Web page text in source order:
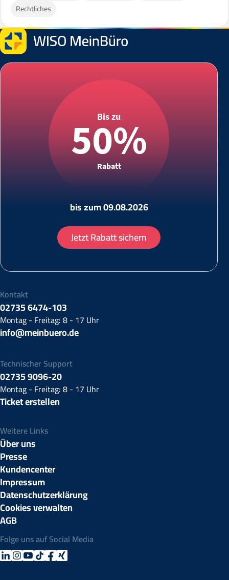
Rechtliches
Bis zu
50%
Rabatt
bis zum 09.08.2026
Jetzt Rabatt sichern
Kontakt
02735 6474-103
Montag - Freitag: 8 - 17 Uhr
info@meinbuero.de
Technischer Support
02735 9096-20
Montag - Freitag: 8 - 17 Uhr
Ticket erstellen
Weitere Links
Über uns
Presse
Kundencenter
Impressum
Datenschutzerklärung
Cookies verwalten
AGB
Folge uns auf Social Media